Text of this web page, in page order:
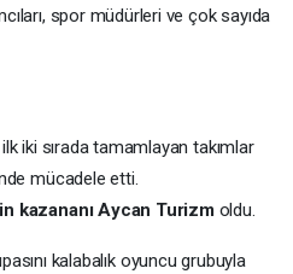
spor müdürleri ve çok sayıda
ilk iki sırada tamamlayan takımlar
mücadele etti.
kazananı Aycan Turizmoldu.
kalabalık oyuncu grubuyla